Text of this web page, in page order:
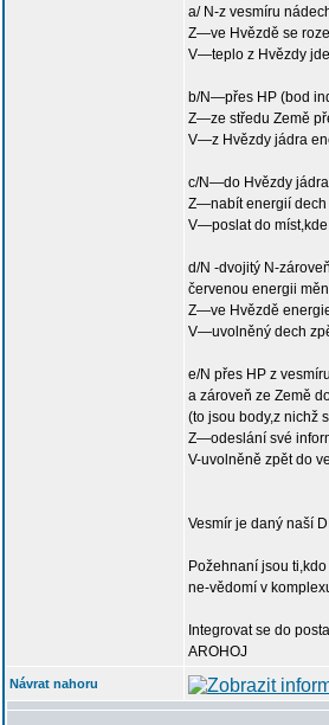
a/ N-z vesmíru
Z—ve Hvězdě se
V—teplo z Hvězdy
b/N—přes HP (bod
Z—ze středu Země
V—z Hvězdy jádra
c/N—do Hvězdy jádra
Z—nabít energií dech
V—poslat do
d/N -dvojitý N-
červenou energii
Z—ve Hvězdě
V—uvolněný dech
e/N přes HP z
a zároveň ze Země
(to jsou body,z nichž
Z—odeslání své
V-uvolněně zpět do
Vesmír je daný naší
Požehnaní jsou
ne-vědomí v
Integrovat se do
AROHOJ
Návrat nahoru